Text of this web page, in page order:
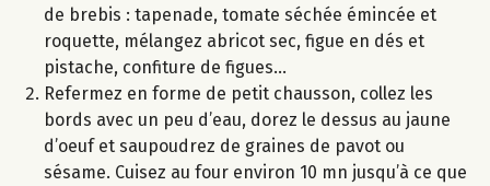
de brebis : tapenade, tomate séchée émincée et
roquette, mélangez abricot sec, figue en dés et
pistache, confiture de figues…
Refermez en forme de petit chausson, collez les
bords avec un peu d’eau, dorez le dessus au jaune
d’oeuf et saupoudrez de graines de pavot ou
sésame. Cuisez au four environ 10 mn jusqu’à ce que